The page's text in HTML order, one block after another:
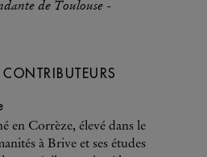
de Toulouse -
en Corrèze, élevé dans le
à Brive et ses études